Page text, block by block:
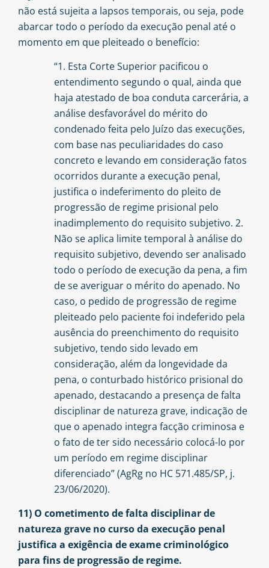
não está sujeita a lapsos temporais, ou seja, pode
abarcar todo o período da execução penal até o
momento em que pleiteado o benefício:
“1. Esta Corte Superior pacificou o
entendimento segundo o qual, ainda que
haja atestado de boa conduta carcerária, a
análise desfavorável do mérito do
condenado feita pelo Juízo das execuções,
com base nas peculiaridades do caso
concreto e levando em consideração fatos
ocorridos durante a execução penal,
justifica o indeferimento do pleito de
progressão de regime prisional pelo
inadimplemento do requisito subjetivo. 2.
Não se aplica limite temporal à análise do
requisito subjetivo, devendo ser analisado
todo o período de execução da pena, a fim
de se averiguar o mérito do apenado. No
caso, o pedido de progressão de regime
pleiteado pelo paciente foi indeferido pela
ausência do preenchimento do requisito
subjetivo, tendo sido levado em
consideração, além da longevidade da
pena, o conturbado histórico prisional do
apenado, destacando a presença de falta
disciplinar de natureza grave, indicação de
que o apenado integra facção criminosa e
o fato de ter sido necessário colocá-lo por
um período em regime disciplinar
diferenciado” (AgRg no HC 571.485/SP, j.
23/06/2020).
11) O cometimento de falta disciplinar de
natureza grave no curso da execução penal
justifica a exigência de exame criminológico
para fins de progressão de regime.